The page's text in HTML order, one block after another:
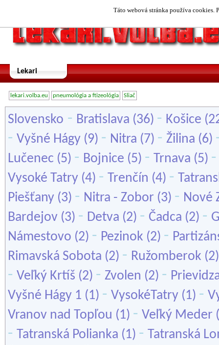
Táto webová stránka používa cookies.
Lekari
lekari.volba.eu pneumológia a ftizeológia Sliač
Slovensko - Bratislava (36) - Košice
- Vyšné Hágy (9) - Nitra (7) - Žilina (6)
Lučenec (5) - Bojnice (5) - Trnava (5)
Vysoké Tatry (4) - Trenčín (4) -
Piešťany (3) - Nitra - Zobor (3) - Nové
Bardejov (3) - Detva (2) - Čadca (2) -
Námestovo (2) - Pezinok (2) -
Rimavská Sobota (2) - Ružomberok
- Veľký Krtíš (2) - Zvolen (2) -
Vyšné Hágy 1 (1) - VysokéTatry (1) -
Vranov nad Topľou (1) - Veľký Meder
- Tatranská Polianka (1) - Tatranská